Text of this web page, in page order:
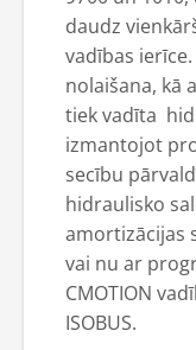
daudz
vadības
nolaišana, kā
tiek vadīta
izmantojot
secību
hidraulisko
amortizācijas
vai nu ar
CMOTION
ISOBUS.